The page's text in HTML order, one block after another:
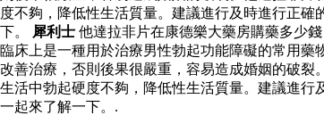
度不夠，降低性生活質量。建議進行及時進行正
下。
犀利士 他達拉非片在康德樂大藥房購藥多少
臨床上是一種用於治療男性勃起功能障礙的常用
改善治療，否則後果很嚴重，容易造成婚姻的破
生活中勃起硬度不夠，降低性生活質量。建議進
一起來了解一下。.